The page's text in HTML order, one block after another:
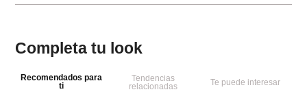
Completa tu look
Recomendados para
ti
Tendencias
relacionadas
Te puede interesar